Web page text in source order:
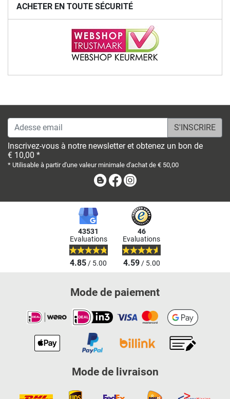
ACHETER EN TOUTE SÉCURITÉ
Adesse email
Inscrivez-vous à notre newsletter et obtenez un bon de
€ 10,00 *
* Utilisable à partir d'une valeur minimale d'achat de € 50,00
BlogFacebook
43531
Evaluations
4.85/ 5.00
46
Evaluations
4.59/ 5.00
Mode de paiement
Mode de livraison